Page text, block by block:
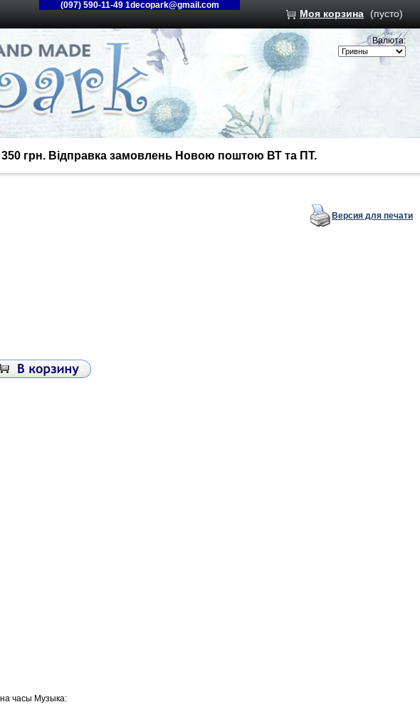
(097) 590-11-49 1decopark@gmail.com
Моя корзина (пусто)
Валюта:
350 грн. Відправка замовлень Новою поштою ВТ та ПТ.
Версия для печати
часы Музыка: